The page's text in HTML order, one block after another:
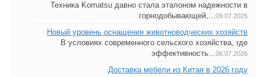
Техника Komatsu давно стала эталоном надежности в
горнодобывающей,...09.07.2026
Новый уровень оснащения животноводческих хозяйств
В условиях современного сельского хозяйства, где
эффективность...06.07.2026
Доставка мебели из Китая в 2026 году